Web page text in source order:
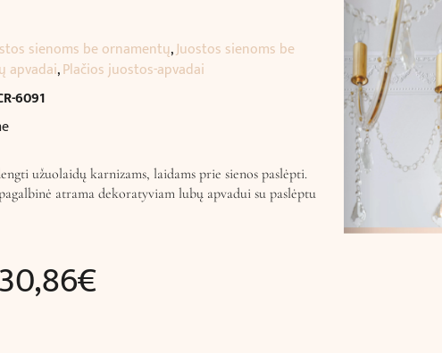
sienoms be ornamentų,Juostos sienoms be
apvadai,Plačios juostos-apvadai
6091
užuolaidų karnizams, laidams prie sienos paslėpti.
atrama dekoratyviam lubų apvadui su paslėptu
30,86€